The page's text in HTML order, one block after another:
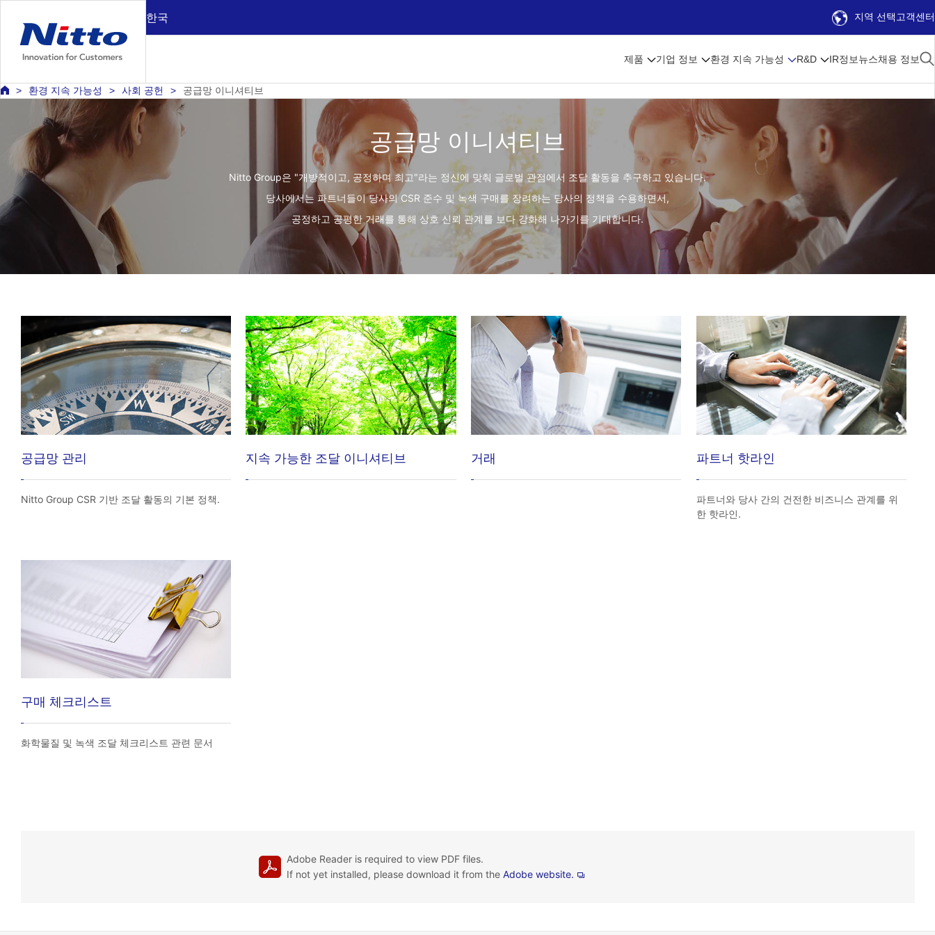
한국 지역 선택고객센터
제품 기업 정보 환경 지속 가능성 R&D IR정보뉴스채용 정보
환경 지속 가능성 사회 공헌 공급망 이니셔티브
공급망 이니셔티브
Nitto Group은 "개방적이고, 공정하며 최고"라는 정신에 맞춰 글로벌 관점에서 조달 활동을 추구하고 있습니다.
당사에서는 파트너들이 당사의 CSR 준수 및 녹색 구매를 장려하는 당사의 정책을 수용하면서,
공정하고 공평한 거래를 통해 상호 신뢰 관계를 보다 강화해 나가기를 기대합니다.
공급망 관리
Nitto Group CSR 기반 조달 활동의 기본 정책.
지속 가능한 조달 이니셔티브 거래 파트너 핫라인
파트너와 당사 간의 건전한 비즈니스 관계를 위
한 핫라인.
구매 체크리스트
화학물질 및 녹색 조달 체크리스트 관련 문서
Adobe Reader is required to view PDF files.
If not yet installed, please download it from the Adobe website.